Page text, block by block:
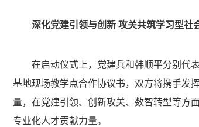
深化党建引领与创新 攻关共筑学习型社
在启动仪式上，党建兵和韩顺平分别代
基地现场教学点合作协议书，双方将携手发
量，在党建引领、创新攻关、数智转型等方
专业化人才贡献力量。